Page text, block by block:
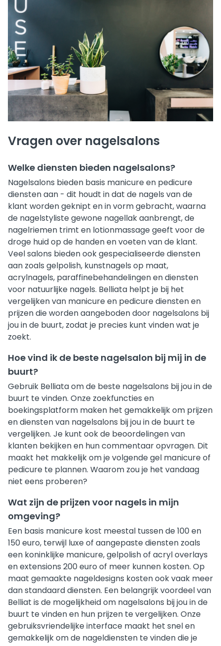
Vragen over nagelsalons
Welke diensten bieden nagelsalons?
Nagelsalons bieden basis manicure en pedicure
diensten aan - dit houdt in dat de nagels van de
klant worden geknipt en in vorm gebracht, waarna
de nagelstyliste gewone nagellak aanbrengt, de
nagelriemen trimt en lotionmassage geeft voor de
droge huid op de handen en voeten van de klant.
Veel salons bieden ook gespecialiseerde diensten
aan zoals gelpolish, kunstnagels op maat,
acrylnagels, paraffinebehandelingen en diensten
voor natuurlijke nagels. Belliata helpt je bij het
vergelijken van manicure en pedicure diensten en
prijzen die worden aangeboden door nagelsalons bij
jou in de buurt, zodat je precies kunt vinden wat je
zoekt.
Hoe vind ik de beste nagelsalon bij mij in de
buurt?
Gebruik Belliata om de beste nagelsalons bij jou in de
buurt te vinden. Onze zoekfuncties en
boekingsplatform maken het gemakkelijk om prijzen
en diensten van nagelsalons bij jou in de buurt te
vergelijken. Je kunt ook de beoordelingen van
klanten bekijken en hun commentaar opvragen. Dit
maakt het makkelijk om je volgende gel manicure of
pedicure te plannen. Waarom zou je het vandaag
niet eens proberen?
Wat zijn de prijzen voor nagels in mijn
omgeving?
Een basis manicure kost meestal tussen de 100 en
150 euro, terwijl luxe of aangepaste diensten zoals
een koninklijke manicure, gelpolish of acryl overlays
en extensions 200 euro of meer kunnen kosten. Op
maat gemaakte nageldesigns kosten ook vaak meer
dan standaard diensten. Een belangrijk voordeel van
Belliat is de mogelijkheid om nagelsalons bij jou in de
buurt te vinden en hun prijzen te vergelijken. Onze
gebruiksvriendelijke interface maakt het snel en
gemakkelijk om de nageldiensten te vinden die je